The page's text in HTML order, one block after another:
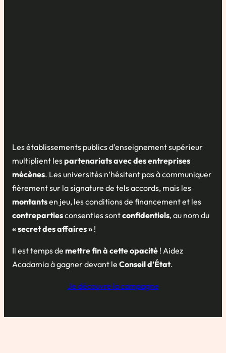
Les établissements publics d’enseignement supérieur
multiplient lespartenariats avec des entreprises
mécènes. Les universités n’hésitent pas à communiquer
fièrement sur la signature de tels accords, mais les
montantsen jeu, les conditions de financement et les
contrepartiesconsenties sontconfidentiels, au nom du
« secret des affaires » !
Il est temps de mettre fin à cette opacité ! Aidez
Acadamia à gagner devant le Conseil d’État.
Je découvre la campagne